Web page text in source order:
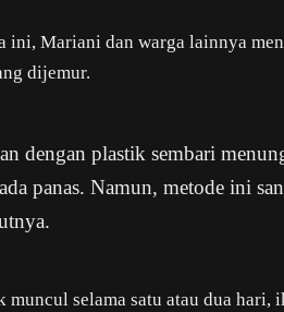
ini, Mariani dan warga lainnya
dijemur.
dengan plastik sembari
panas. Namun, metode ini
muncul selama satu atau dua